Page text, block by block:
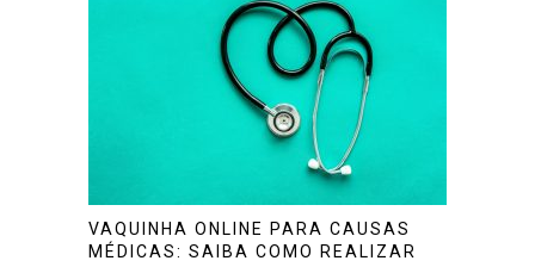
VAQUINHA ONLINE PARA CAUSAS
MÉDICAS: SAIBA COMO REALIZAR